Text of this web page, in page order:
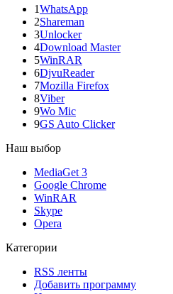
1WhatsApp
2Shareman
3Unlocker
4Download Master
5WinRAR
6DjvuReader
7Mozilla Firefox
8Viber
9Wo Mic
9GS Auto Clicker
Наш выбор
MediaGet 3
Google Chrome
WinRAR
Skype
Opera
Категории
RSS ленты
Добавить программу